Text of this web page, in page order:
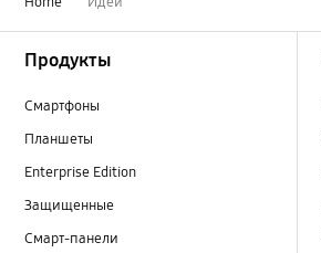
Продукты
Смартфоны
Планшеты
Enterprise Edition
Защищенные
Смарт-панели